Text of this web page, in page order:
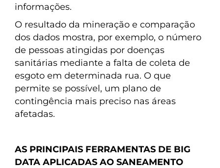
informações.
O resultado da mineração e comparação
dos dados mostra, por exemplo, o número
de pessoas atingidas por doenças
sanitárias mediante a falta de coleta de
esgoto em determinada rua. O que
permite se possível, um plano de
contingência mais preciso nas áreas
afetadas.
AS PRINCIPAIS FERRAMENTAS DE BIG
DATA APLICADAS AO SANEAMENTO